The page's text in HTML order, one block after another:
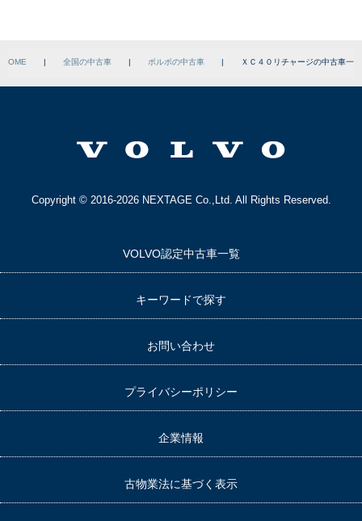
HOME | 全国の中古車 | ボルボの中古車 | ＸＣ４０リチャージの中古車一覧
Copyright © 2016-2026 NEXTAGE Co.,Ltd. All Rights Reserved.
VOLVO認定中古車一覧
キーワードで探す
お問い合わせ
プライバシーポリシー
企業情報
古物業法に基づく表示